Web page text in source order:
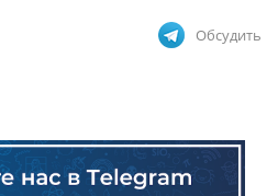
Обсудить